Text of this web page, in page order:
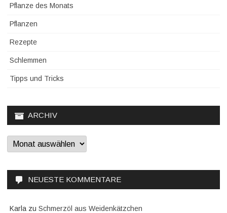
Pflanze des Monats
Pflanzen
Rezepte
Schlemmen
Tipps und Tricks
ARCHIV
Archiv
NEUESTE KOMMENTARE
Karla zu Schmerzöl aus Weidenkätzchen